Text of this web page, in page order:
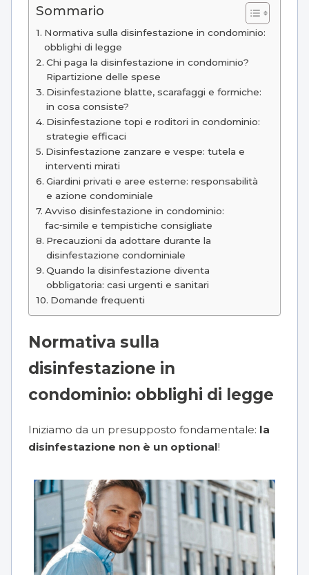
Sommario
Normativa sulla disinfestazione in condominio:
obblighi di legge
Chi paga la disinfestazione in condominio?
Ripartizione delle spese
Disinfestazione blatte, scarafaggi e formiche:
in cosa consiste?
Disinfestazione topi e roditori in condominio:
strategie efficaci
Disinfestazione zanzare e vespe: tutela e
interventi mirati
Giardini privati e aree esterne: responsabilità
e azione condominiale
Avviso disinfestazione in condominio:
fac‑simile e tempistiche consigliate
Precauzioni da adottare durante la
disinfestazione condominiale
Quando la disinfestazione diventa
obbligatoria: casi urgenti e sanitari
Domande frequenti
Normativa sulla
disinfestazione in
condominio: obblighi di legge
Iniziamo da un presupposto fondamentale: la
disinfestazione non è un optional!